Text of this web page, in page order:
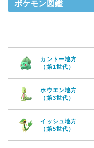
ポケモン図鑑
カントー地方
（第1世代）
ホウエン地方
（第3世代）
イッシュ地方
（第5世代）